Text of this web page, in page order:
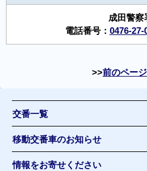
成田警察
電話番号： 0476-27-
前のペー
交番一覧
移動交番車のお知らせ
情報をお寄せください